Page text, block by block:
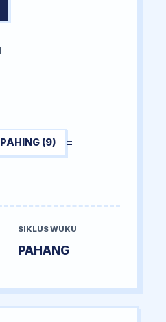
PAHING (9) =
SIKLUS WUKU
PAHANG